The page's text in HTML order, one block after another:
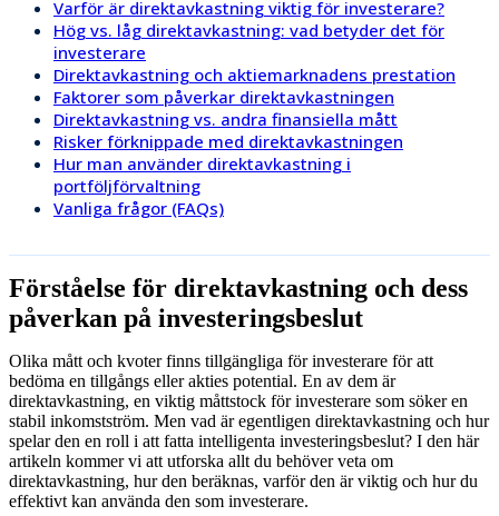
Varför är direktavkastning viktig för investerare?
Hög vs. låg direktavkastning: vad betyder det för
investerare
Direktavkastning och aktiemarknadens prestation
Faktorer som påverkar direktavkastningen
Direktavkastning vs. andra finansiella mått
Risker förknippade med direktavkastningen
Hur man använder direktavkastning i
portföljförvaltning
Vanliga frågor (FAQs)
Förståelse för direktavkastning och dess
påverkan på investeringsbeslut
Olika mått och kvoter finns tillgängliga för investerare för att
bedöma en tillgångs eller akties potential. En av dem är
direktavkastning, en viktig måttstock för investerare som söker en
stabil inkomstström. Men vad är egentligen direktavkastning och hur
spelar den en roll i att fatta intelligenta investeringsbeslut? I den här
artikeln kommer vi att utforska allt du behöver veta om
direktavkastning, hur den beräknas, varför den är viktig och hur du
effektivt kan använda den som investerare.